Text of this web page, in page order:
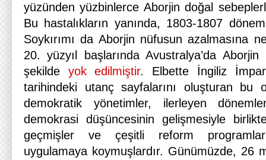
yüzünden yüzbinlerce Aborjin doğal
Bu hastalıkların yanında, 1803-1807
Soykırımı da Aborjin nüfusun azalmasına
20. yüzyıl başlarında Avustralya’da
şekilde yok edilmiştir. Elbette İngiliz
tarihindeki utanç sayfalarını oluşturan bu
demokratik yönetimler, ilerleyen
demokrasi düşüncesinin gelişmesiyle
geçmişler ve çeşitli reform
uygulamaya koymuşlardır. Günümüzde, 26